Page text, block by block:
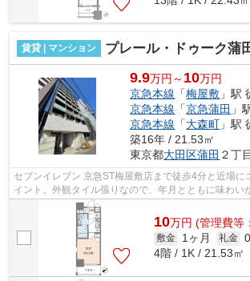
賃貸 | マンション プレール・ドゥーク蒲
9.9万円～ 10万円
京急本線 「梅屋敷 」駅
京急本線 「京急蒲田 」
京急本線 「大森町 」駅
築16年 / 21.53㎡
東京都大田区蒲田 ２丁
セブンイレブン 京急ST梅屋敷店まで徒歩4分と近場に
イント。外観タイル張りなので、年月とともに味わい
ちらの物件はマンションです。徒歩4分...
10万円 (管理費等
敷金 1ヶ月 礼金
4階 / 1K / 21.53㎡